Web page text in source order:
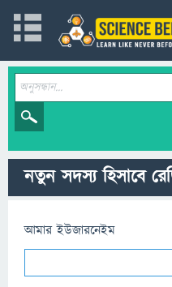
নতুন সদস্য হিসাবে
আমার ইউজারনেইম